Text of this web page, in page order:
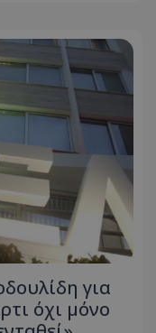
για
όχι μόνο